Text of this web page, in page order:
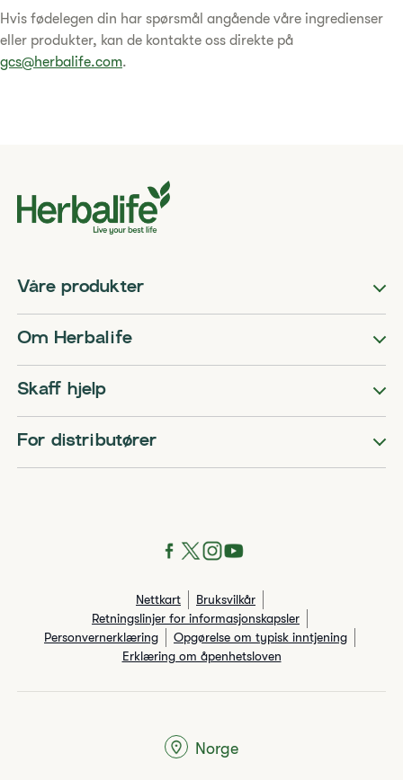
Hvis fødelegen din har spørsmål angående våre ingredienser
eller produkter, kan de kontakte oss direkte på
gcs@herbalife.com.
Våre produkter
Om Herbalife
Skaff hjelp
For distributører
Nettkart
Bruksvilkår
Retningslinjer for informasjonskapsler
Personvernerklæring
Opgørelse om typisk inntjening
Erklæring om åpenhetsloven
Norge